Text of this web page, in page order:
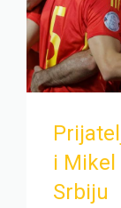
i Mikel
Srbiju